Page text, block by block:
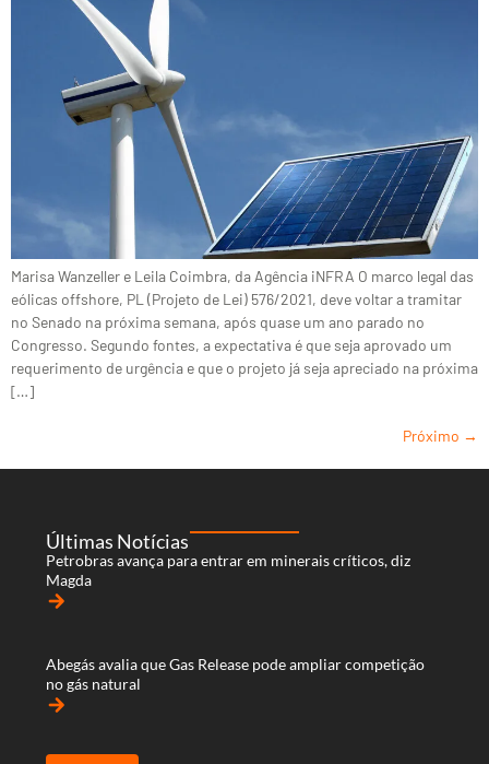
Marisa Wanzeller e Leila Coimbra, da Agência iNFRA O marco legal das
eólicas offshore, PL (Projeto de Lei) 576/2021, deve voltar a tramitar
no Senado na próxima semana, após quase um ano parado no
Congresso. Segundo fontes, a expectativa é que seja aprovado um
requerimento de urgência e que o projeto já seja apreciado na próxima
[…]
Próximo →
Últimas Notícias
Petrobras avança para entrar em minerais críticos, diz
Magda
arrow_forward
Abegás avalia que Gas Release pode ampliar competição
no gás natural
arrow_forward